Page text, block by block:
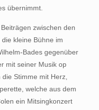
übernimmt.
zwischen den
kleine Bühne im
Bades gegenüber
mit seiner Musik op
Stimme mit Herz,
welche aus dem
ein Mitsingkonzert